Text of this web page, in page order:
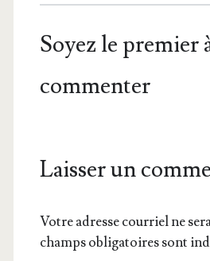
Soyez le premier
commenter
Laisser un
Votre adresse courriel ne
champs obligatoires sont